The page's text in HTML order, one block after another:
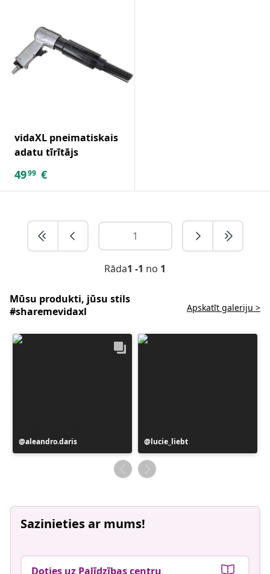
vidaXL pneimatiskais
adatu tīrītājs
4999 €
Rāda1 -1 no 1
Mūsu produkti, jūsu stils
#sharemevidaxl
Apskatīt galeriju >
Ierakstu
publicējis
aleandro.daris
Ierakstu
publicējis
lucie_liebt
Sazinieties ar mums!
Doties uz Palīdzības centru